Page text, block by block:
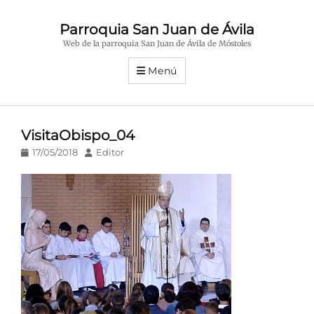
Parroquia San Juan de Ávila
Web de la parroquia San Juan de Ávila de Móstoles
Menú
VisitaObispo_04
Publicado
17/05/2018 AutorEditor